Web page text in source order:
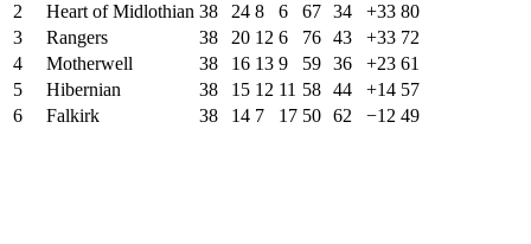
2
Heart of Midlothian 38 24 8 6 67 34 +33 80
3
Rangers 38 20 12 6 76 43 +33 72
4
Motherwell 38 16 13 9 59 36 +23 61
5
Hibernian 38 15 12 11 58 44 +14 57
6
Falkirk 38 14 7 17 50 62 −12 49